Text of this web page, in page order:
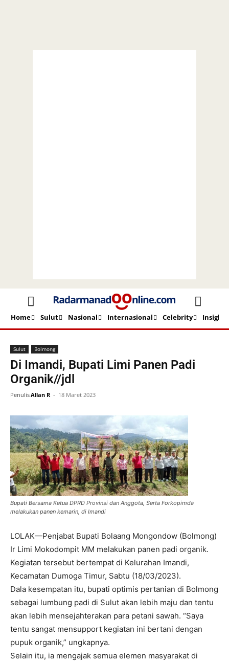
Home Sulut Nasional Internasional Celebrity Insight
Beranda Sulut Bolmong
Sulut Bolmong
Di Imandi, Bupati Limi Panen Padi
Organik//jdl
PenulisAllan R - 18 Maret 2023
Bupati Bersama Ketua DPRD Provinsi dan Anggota, Serta Forkopimda
melakukan panen kemarin, di Imandi
LOLAK—Penjabat Bupati Bolaang Mongondow (Bolmong)
Ir Limi Mokodompit MM melakukan panen padi organik.
Kegiatan tersebut bertempat di Kelurahan Imandi,
Kecamatan Dumoga Timur, Sabtu (18/03/2023).
Dala kesempatan itu, bupati optimis pertanian di Bolmong
sebagai lumbung padi di Sulut akan lebih maju dan tentu
akan lebih mensejahterakan para petani sawah. “Saya
tentu sangat mensupport kegiatan ini bertani dengan
pupuk organik,” ungkapnya.
Selain itu, ia mengajak semua elemen masyarakat di